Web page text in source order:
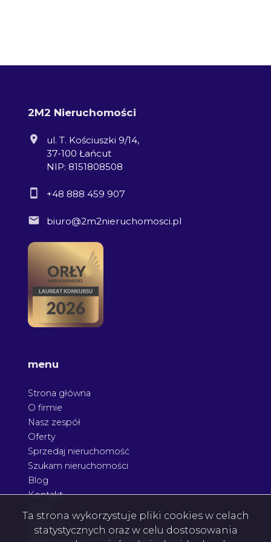
2M2 Nieruchomości
ul. T. Kościuszki 9/14,
37-100 Łańcut
NIP: 8151808508
+48 888 459 907
biuro@2m2nieruchomosci.pl
menu
Strona główna
O firmie
Nasz zespół
Oferty
Sprzedaj nieruchomość
Szukam nieruchomości
Blog
Kontakt
Agent nieruchomości Podkarpacie
Ta strona wykorzystuje pliki cookies w celach
statystycznych oraz w celu dostosowania